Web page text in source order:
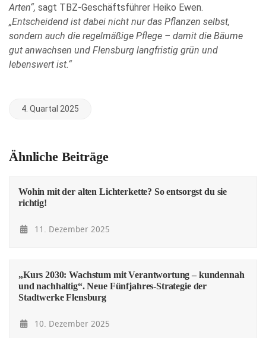
Arten“, sagt TBZ-Geschäftsführer Heiko Ewen.
„Entscheidend ist dabei nicht nur das Pflanzen selbst,
sondern auch die regelmäßige Pflege – damit die Bäume
gut anwachsen und Flensburg langfristig grün und
lebenswert ist.“
4. Quartal 2025
Ähnliche Beiträge
Wohin mit der alten Lichterkette? So entsorgst du sie
richtig!
11. Dezember 2025
„Kurs 2030: Wachstum mit Verantwortung – kundennah
und nachhaltig“. Neue Fünfjahres-Strategie der
Stadtwerke Flensburg
10. Dezember 2025